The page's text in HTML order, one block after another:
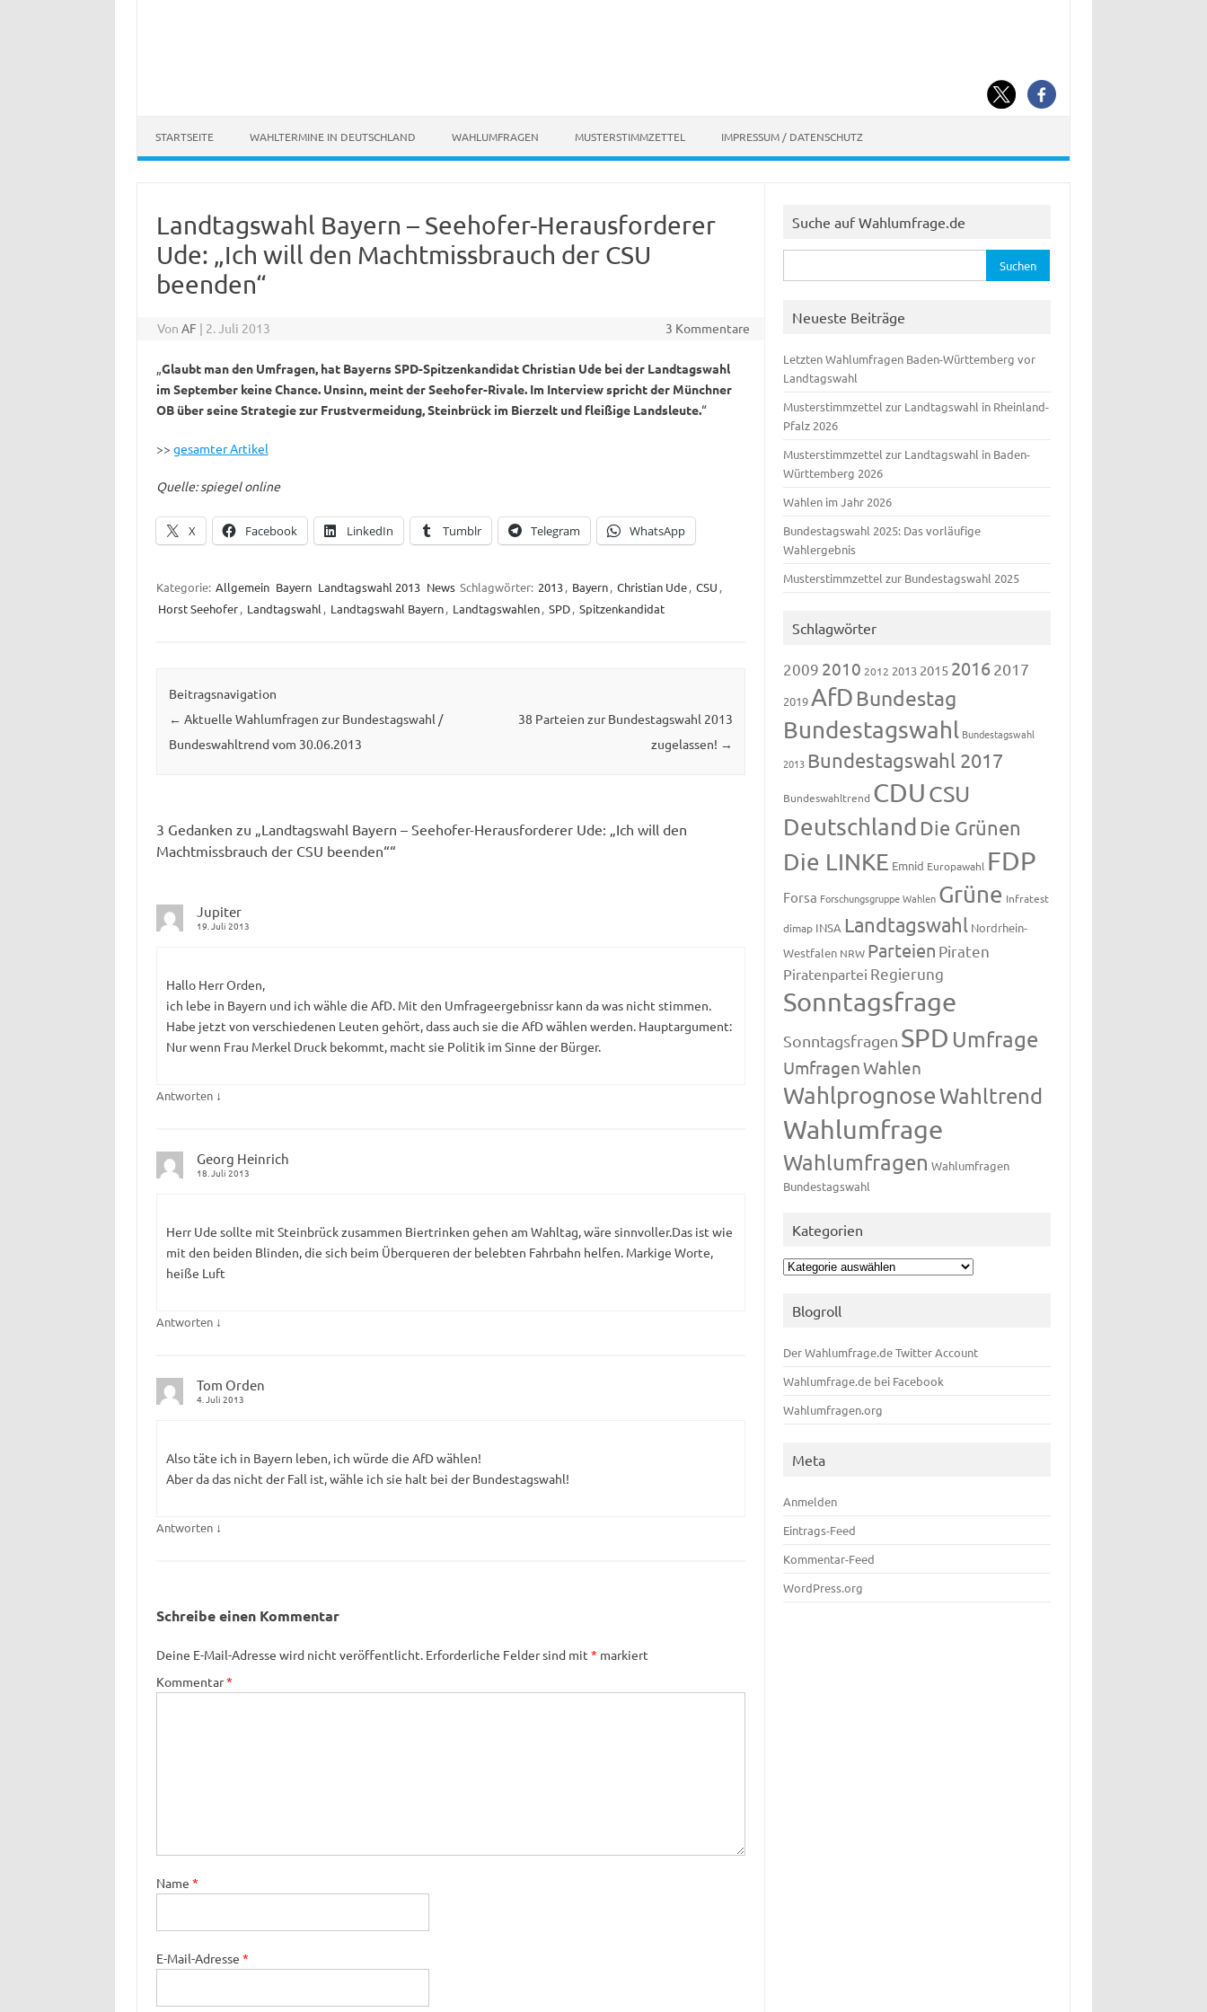
STARTSEITE WAHLTERMINE IN DEUTSCHLAND WAHLUMFRAGEN MUSTERSTIMMZETTEL IMPRESSUM / DATENSCHUTZ
Landtagswahl Bayern – Seehofer-Herausforderer
Ude: „Ich will den Machtmissbrauch der CSU
beenden“
VonAF | 2. Juli 2013 3 Kommentare
„Glaubt man den Umfragen, hat Bayerns SPD-Spitzenkandidat Christian Ude bei der Landtagswahl
im September keine Chance. Unsinn, meint der Seehofer-Rivale. Im Interview spricht der Münchner
OB über seine Strategie zur Frustvermeidung, Steinbrück im Bierzelt und fleißige Landsleute.“
>> gesamter Artikel
Quelle: spiegel online
X Facebook LinkedIn Tumblr Telegram WhatsApp
Kategorie: Allgemein Bayern Landtagswahl 2013 News Schlagwörter: 2013, Bayern, Christian Ude, CSU ,
Horst Seehofer, Landtagswahl , Landtagswahl Bayern, Landtagswahlen, SPD, Spitzenkandidat
Beitragsnavigation
← Aktuelle Wahlumfragen zur Bundestagswahl /
Bundeswahltrend vom 30.06.2013
38 Parteien zur Bundestagswahl 2013
zugelassen! →
3 Gedanken zu „Landtagswahl Bayern – Seehofer-Herausforderer Ude: „Ich will den
Machtmissbrauch der CSU beenden““
Jupiter
19. Juli 2013
Hallo Herr Orden,
ich lebe in Bayern und ich wähle die AfD. Mit den Umfrageergebnissr kann da was nicht stimmen.
Habe jetzt von verschiedenen Leuten gehört, dass auch sie die AfD wählen werden. Hauptargument:
Nur wenn Frau Merkel Druck bekommt, macht sie Politik im Sinne der Bürger.
Antworten ↓
Georg Heinrich
18. Juli 2013
Herr Ude sollte mit Steinbrück zusammen Biertrinken gehen am Wahltag, wäre sinnvoller.Das ist wie
mit den beiden Blinden, die sich beim Überqueren der belebten Fahrbahn helfen. Markige Worte,
heiße Luft
Antworten ↓
Tom Orden
4. Juli 2013
Also täte ich in Bayern leben, ich würde die AfD wählen!
Aber da das nicht der Fall ist, wähle ich sie halt bei der Bundestagswahl!
Antworten ↓
Schreibe einen Kommentar
Deine E-Mail-Adresse wird nicht veröffentlicht. Erforderliche Felder sind mit * markiert
Kommentar*
Name *
E-Mail-Adresse *
Suche auf Wahlumfrage.de
nach:
Neueste Beiträge
Letzten Wahlumfragen Baden-Württemberg vor
Landtagswahl
Musterstimmzettel zur Landtagswahl in Rheinland-
Pfalz 2026
Musterstimmzettel zur Landtagswahl in Baden-
Württemberg 2026
Wahlen im Jahr 2026
Bundestagswahl 2025: Das vorläufige
Wahlergebnis
Musterstimmzettel zur Bundestagswahl 2025
Schlagwörter
2009 2010 2012 2013 2015 20162017
2019AfD Bundestag
Bundestagswahl Bundestagswahl
2013 Bundestagswahl 2017
Bundeswahltrend CDUCSU
Deutschland Die Grünen
Die LINKE Emnid Europawahl FDP
Forsa Forschungsgruppe Wahlen Grüne Infratest
dimap INSA Landtagswahl Nordrhein-
Westfalen NRW Parteien Piraten
Piratenpartei Regierung
Sonntagsfrage
Sonntagsfragen SPD Umfrage
UmfragenWahlen
WahlprognoseWahltrend
Wahlumfrage
Wahlumfragen Wahlumfragen
Bundestagswahl
Kategorien
Kategorien
Blogroll
Der Wahlumfrage.de Twitter Account
Wahlumfrage.de bei Facebook
Wahlumfragen.org
Meta
Anmelden
Eintrags-Feed
Kommentar-Feed
WordPress.org